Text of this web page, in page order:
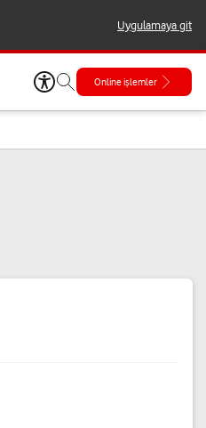
Uygulamaya git
Online işlemler